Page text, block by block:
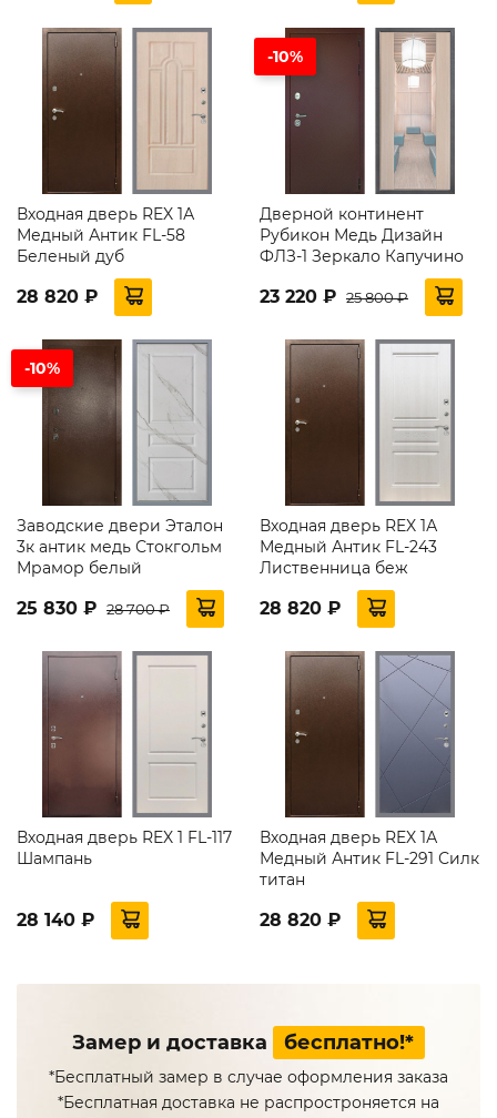
Входная дверь REX 1А
Медный Антик FL-58
Беленый дуб
28 820 ₽
-10%
Дверной континент
Рубикон Медь Дизайн
ФЛЗ-1 Зеркало Капучино
23 220 ₽ 25 800 ₽
-10%
Заводские двери Эталон
3к антик медь Стокгольм
Мрамор белый
25 830 ₽ 28 700 ₽
Входная дверь REX 1А
Медный Антик FL-243
Лиственница беж
28 820 ₽
Входная дверь REX 1 FL-117
Шампань
28 140 ₽
Входная дверь REX 1А
Медный Антик FL-291 Силк
титан
28 820 ₽
Замер и доставка бесплатно!*
*Бесплатный замер в случае оформления заказа
*Бесплатная доставка не распростроняется на